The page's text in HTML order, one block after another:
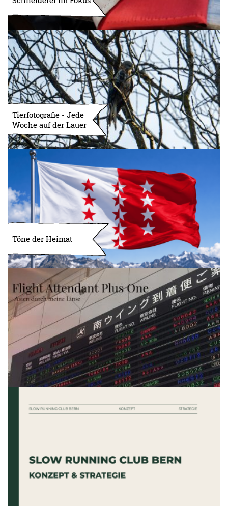
Tierfotografie - Jede
Woche auf der Lauer
Töne der Heimat